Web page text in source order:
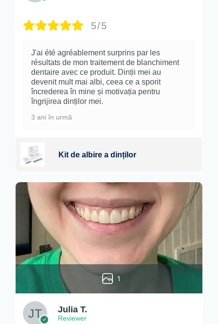
5/5
J'ai été agréablement surprins par les
résultats de mon traitement de blanchiment
dentaire avec ce produit. Dinții mei au
devenit mult mai albi, ceea ce a sporit
încrederea în mine și motivația pentru
îngrijirea dinților mei.
3 ani în urmă
Kit de albire a dinților
1
Julia T.
Reviewer